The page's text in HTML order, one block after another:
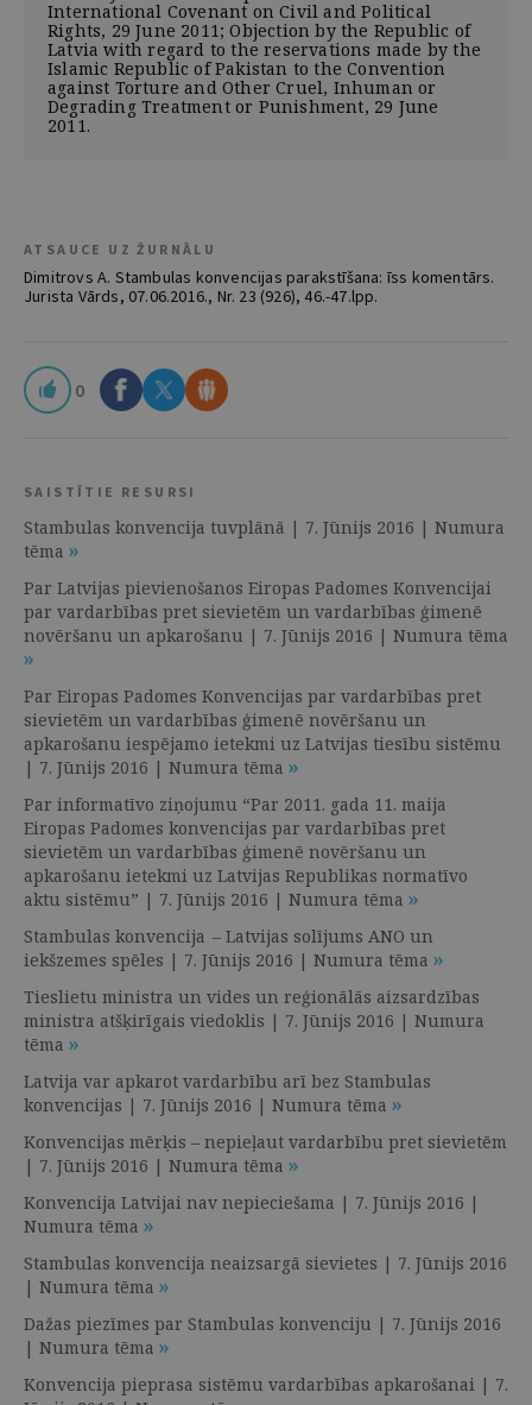
International Covenant on Civil and Political
Rights, 29 June 2011; Objection by the Republic of
Latvia with regard to the reservations made by the
Islamic Republic of Pakistan to the Convention
against Torture and Other Cruel, Inhuman or
Degrading Treatment or Punishment, 29 June
2011.
ATSAUCE UZ ŽURNĀLU
Dimitrovs A. Stambulas konvencijas parakstīšana: īss komentārs.
Jurista Vārds, 07.06.2016., Nr. 23 (926), 46.-47.lpp.
0
SAISTĪTIE RESURSI
Stambulas konvencija tuvplānā | 7. Jūnijs 2016 | Numura
tēma
Par Latvijas pievienošanos Eiropas Padomes Konvencijai
par vardarbības pret sievietēm un vardarbības ģimenē
novēršanu un apkarošanu | 7. Jūnijs 2016 | Numura tēma
Par Eiropas Padomes Konvencijas par vardarbības pret
sievietēm un vardarbības ģimenē novēršanu un
apkarošanu iespējamo ietekmi uz Latvijas tiesību sistēmu
| 7. Jūnijs 2016 | Numura tēma
Par informatīvo ziņojumu “Par 2011. gada 11. maija
Eiropas Padomes konvencijas par vardarbības pret
sievietēm un vardarbības ģimenē novēršanu un
apkarošanu ietekmi uz Latvijas Republikas normatīvo
aktu sistēmu” | 7. Jūnijs 2016 | Numura tēma
Stambulas konvencija – Latvijas solījums ANO un
iekšzemes spēles | 7. Jūnijs 2016 | Numura tēma
Tieslietu ministra un vides un reģionālās aizsardzības
ministra atšķirīgais viedoklis | 7. Jūnijs 2016 | Numura
tēma
Latvija var apkarot vardarbību arī bez Stambulas
konvencijas | 7. Jūnijs 2016 | Numura tēma
Konvencijas mērķis – nepieļaut vardarbību pret sievietēm
| 7. Jūnijs 2016 | Numura tēma
Konvencija Latvijai nav nepieciešama | 7. Jūnijs 2016 |
Numura tēma
Stambulas konvencija neaizsargā sievietes | 7. Jūnijs 2016
| Numura tēma
Dažas piezīmes par Stambulas konvenciju | 7. Jūnijs 2016
| Numura tēma
Konvencija pieprasa sistēmu vardarbības apkarošanai | 7.